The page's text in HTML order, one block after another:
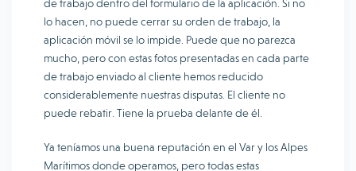
de trabajo dentro del formulario de la aplicación. Si no
lo hacen, no puede cerrar su orden de trabajo, la
aplicación móvil se lo impide. Puede que no parezca
mucho, pero con estas fotos presentadas en cada parte
de trabajo enviado al cliente hemos reducido
considerablemente nuestras disputas. El cliente no
puede rebatir. Tiene la prueba delante de él.
Ya teníamos una buena reputación en el Var y los Alpes
Marítimos donde operamos, pero todas estas